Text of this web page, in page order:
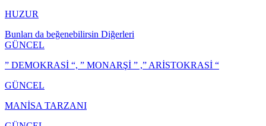
HUZUR
Bunları da beğenebilirsin Diğerleri
GÜNCEL
” DEMOKRASİ “, ” MONARŞİ ” ,” ARİSTOKRASİ “
GÜNCEL
MANİSA TARZANI